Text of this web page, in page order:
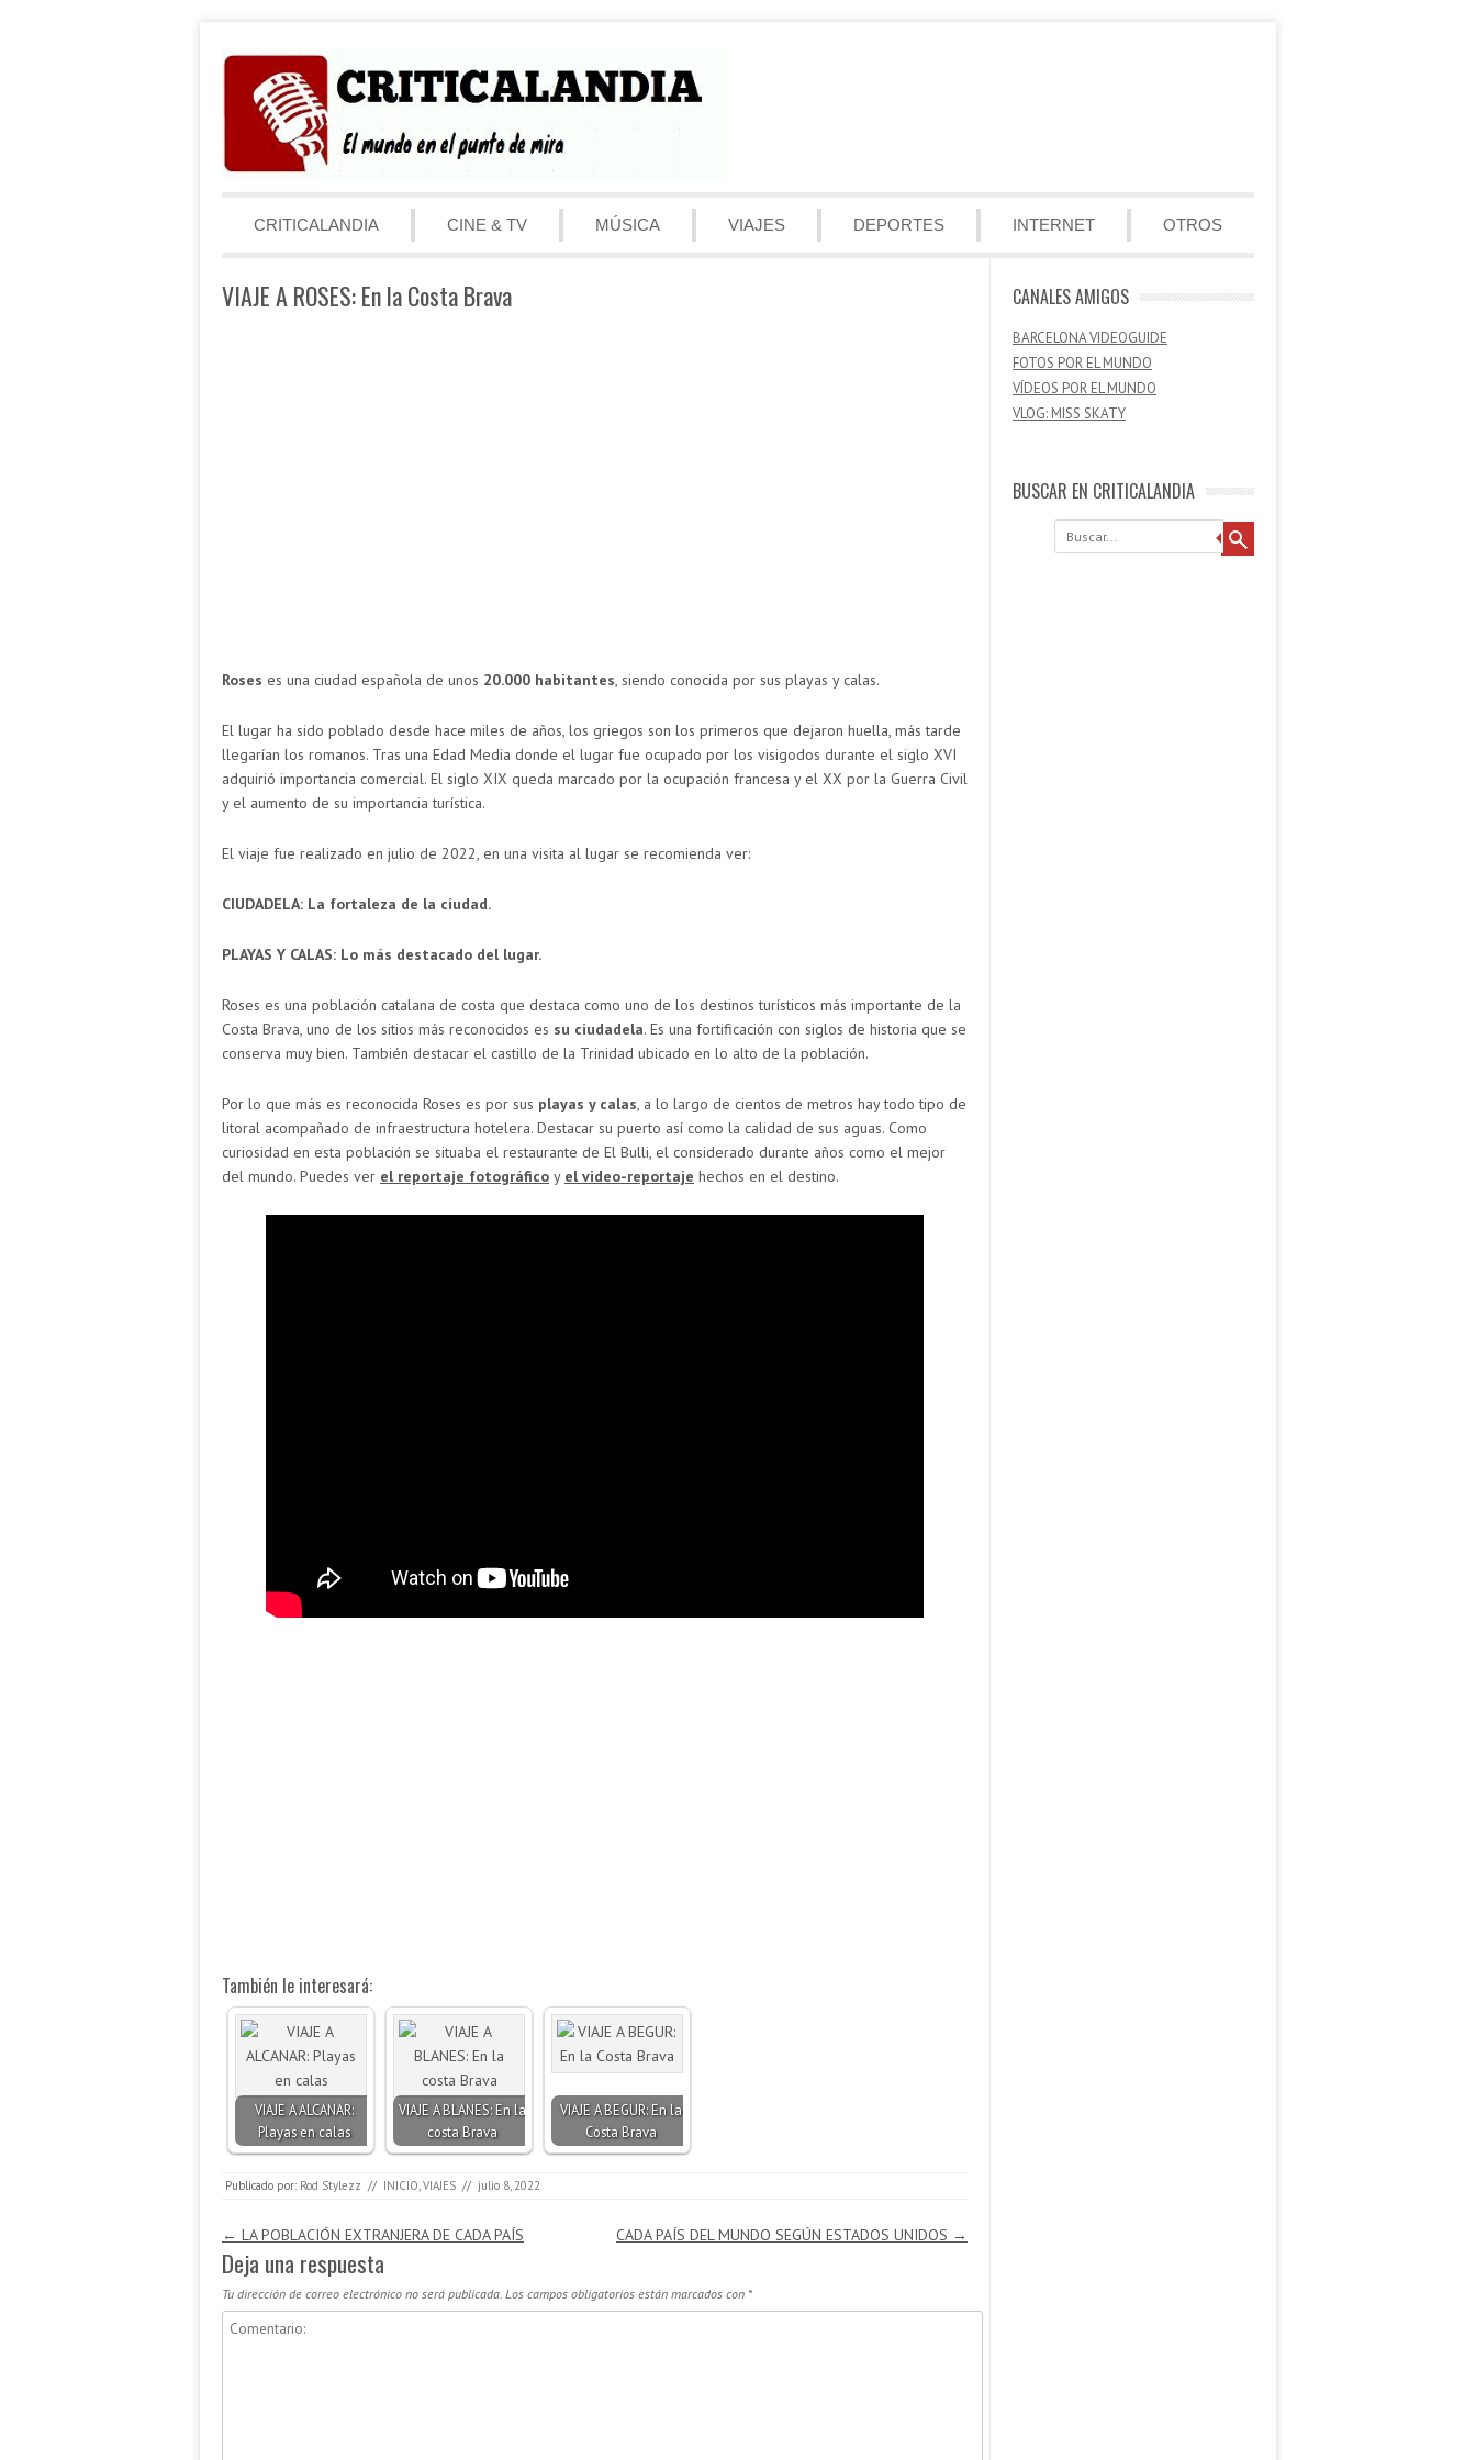
Menú
CRITICALANDIA
CINE & TV MÚSICA VIAJES DEPORTES INTERNET OTROS
VIAJE A ROSES: En la Costa Brava
Roses es una ciudad española de unos 20.000 habitantes, siendo conocida por sus playas y calas.
El lugar ha sido poblado desde hace miles de años, los griegos son los primeros que dejaron huella, más tarde
llegarían los romanos. Tras una Edad Media donde el lugar fue ocupado por los visigodos durante el siglo XVI
adquirió importancia comercial. El siglo XIX queda marcado por la ocupación francesa y el XX por la Guerra Civil
y el aumento de su importancia turística.
El viaje fue realizado en julio de 2022, en una visita al lugar se recomienda ver:
CIUDADELA: La fortaleza de la ciudad.
PLAYAS Y CALAS: Lo más destacado del lugar.
Roses es una población catalana de costa que destaca como uno de los destinos turísticos más importante de la
Costa Brava, uno de los sitios más reconocidos es su ciudadela. Es una fortificación con siglos de historia que se
conserva muy bien. También destacar el castillo de la Trinidad ubicado en lo alto de la población.
Por lo que más es reconocida Roses es por sus playas y calas, a lo largo de cientos de metros hay todo tipo de
litoral acompañado de infraestructura hotelera. Destacar su puerto así como la calidad de sus aguas. Como
curiosidad en esta población se situaba el restaurante de El Bulli, el considerado durante años como el mejor
del mundo. Puedes ver el reportaje fotográfico y el video-reportaje hechos en el destino.
También le interesará:
VIAJE A ALCANAR:
Playas en calas
VIAJE A BLANES: En la
costa Brava
VIAJE A BEGUR: En la
Costa Brava
Publicado por: Rod Stylezz // INICIO VIAJES // julio 8, 2022
Navegación de entradas
← LA POBLACIÓN EXTRANJERA DE CADA PAÍS CADA PAÍS DEL MUNDO SEGÚN ESTADOS UNIDOS →
Deja una respuesta
Tu dirección de correo electrónico no será publicada. Los campos obligatorios están marcados con *
CANALES AMIGOS
BARCELONA VIDEOGUIDE
FOTOS POR EL MUNDO
VÍDEOS POR EL MUNDO
VLOG: MISS SKATY
BUSCAR EN CRITICALANDIA
Buscar